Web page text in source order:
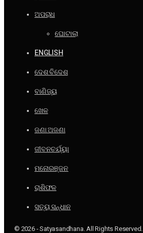
ଅପରାଧ
ଘୋଟାଲା
ENGLISH
ଦେଶ ବିଦେଶ
ବାଣିଜ୍ୟ
ଖେଳ
ଜଣା ଅଜଣା
ଜୀବନଚର୍ଯ୍ୟା
ମନୋରଞ୍ଜନ
ରାଶିଫଳ
ସତ୍ୟ ସନ୍ଧାନ
© 2026 - Satyasandhana. All Rights Reserved.